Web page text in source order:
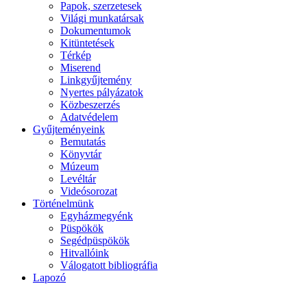
Papok, szerzetesek
Világi munkatársak
Dokumentumok
Kitüntetések
Térkép
Miserend
Linkgyűjtemény
Nyertes pályázatok
Közbeszerzés
Adatvédelem
Gyűjteményeink
Bemutatás
Könyvtár
Múzeum
Levéltár
Videósorozat
Történelmünk
Egyházmegyénk
Püspökök
Segédpüspökök
Hitvallóink
Válogatott bibliográfia
Lapozó